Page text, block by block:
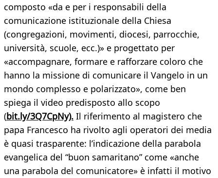
composto «da e per i responsabili della
comunicazione istituzionale della Chiesa
(congregazioni, movimenti, diocesi, parrocchie,
università, scuole, ecc.)» e progettato per
«accompagnare, formare e rafforzare coloro che
hanno la missione di comunicare il Vangelo in un
mondo complesso e polarizzato», come ben
spiega il video predisposto allo scopo
(bit.ly/3Q7CpNy). Il riferimento al magistero che
papa Francesco ha rivolto agli operatori dei media
è quasi trasparente: l’indicazione della parabola
evangelica del “buon samaritano” come «anche
una parabola del comunicatore» è infatti il motivo